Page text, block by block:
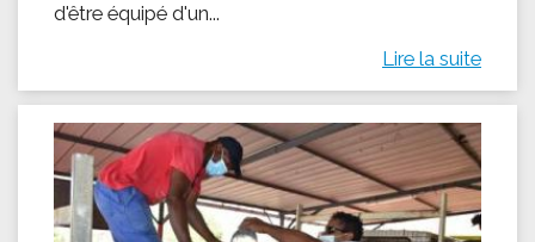
d'être équipé d'un...
Lire la suite